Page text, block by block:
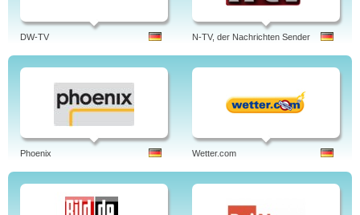
DW-TV N-TV, der Nachrichten Sender
Phoenix Wetter.com